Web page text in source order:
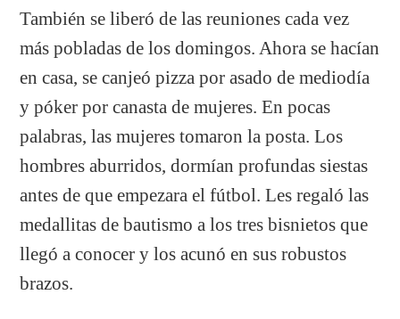
También se liberó de las reuniones cada vez
más pobladas de los domingos. Ahora se hacían
en casa, se canjeó pizza por asado de mediodía
y póker por canasta de mujeres. En pocas
palabras, las mujeres tomaron la posta. Los
hombres aburridos, dormían profundas siestas
antes de que empezara el fútbol. Les regaló las
medallitas de bautismo a los tres bisnietos que
llegó a conocer y los acunó en sus robustos
brazos.